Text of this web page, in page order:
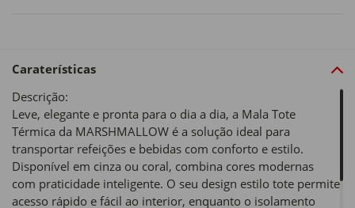
Caraterísticas
Descrição:
Leve, elegante e pronta para o dia a dia, a Mala Tote
Térmica da MARSHMALLOW é a solução ideal para
transportar refeições e bebidas com conforto e estilo.
Disponível em cinza ou coral, combina cores modernas
com praticidade inteligente. O seu design estilo tote permite
acesso rápido e fácil ao interior, enquanto o isolamento